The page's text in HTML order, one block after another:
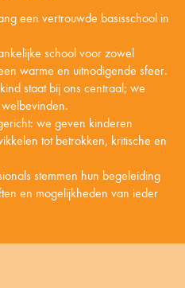
een vertrouwde basisschool in
school voor zowel
warme en uitnodigende sfeer.
staat bij ons centraal; we
we geven kinderen
tot betrokken, kritische en
stemmen hun begeleiding
en mogelijkheden van ieder